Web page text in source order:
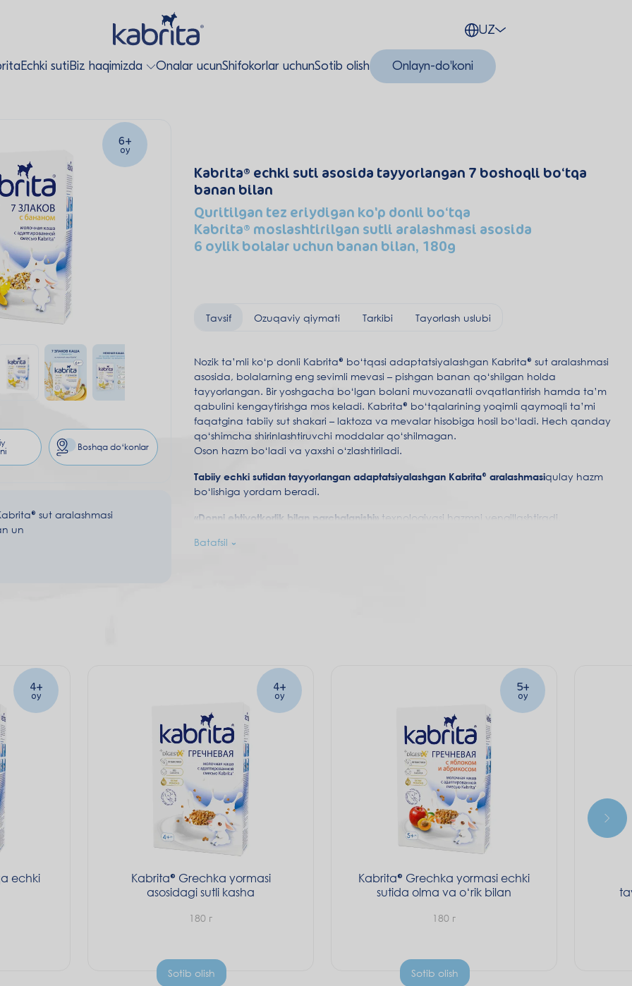
Echki sutiBiz haqimizda Onalar ucunShifokorlar uchunSotib olish
UZ
Onlayn-do'koni
6+
oy
Boshqa do‘konlar
sut aralashmasi
un
Kabrita echki suti asosida tayyorlangan 7 boshoqli bo‘tqa
banan bilan
Quritilgan tez eriydigan ko'p donli bo‘tqa
Kabrita moslashtirilgan sutli aralashmasi asosida
6 oylik bolalar uchun banan bilan, 180g
Tavsif Ozuqaviy qiymati Tarkibi Tayorlash uslubi
Nozik ta’mli ko‘p donli Kabrita® bo‘tqasi adaptatsiyalashgan Kabrita® sut aralashmasi
asosida, bolalarning eng sevimli mevasi – pishgan banan qo‘shilgan holda
tayyorlangan. Bir yoshgacha bo‘lgan bolani muvozanatli ovqatlantirish hamda ta’m
qabulini kengaytirishga mos keladi. Kabrita® bo‘tqalarining yoqimli qaymoqli ta’mi
faqatgina tabiiy sut shakari – laktoza va mevalar hisobiga hosil bo‘ladi. Hech qanday
qo‘shimcha shirinlashtiruvchi moddalar qo‘shilmagan.
Oson hazm bo‘ladi va yaxshi o‘zlashtiriladi.
Tabiiy echki sutidan tayyorlangan adaptatsiyalashgan Kabrita® aralashmasiqulay hazm
bo‘lishiga yordam beradi.
«Donni ehtiyotkorlik bilan parchalanishi» texnologiyasi hazmni yengillashtiradi,
havodor, nozik tuzilishga ega bo‘ladi va suvda mukammal eriydi.
Batafsil
4+
oy
echki
4+
oy
Kabrita
Grechka yormasi
asosidagi sutli kasha
180 г
Sotib olish
5+
oy
Kabrita
Grechka yormasi echki
sutida olma va o‘rik bilan
180 г
Sotib olish